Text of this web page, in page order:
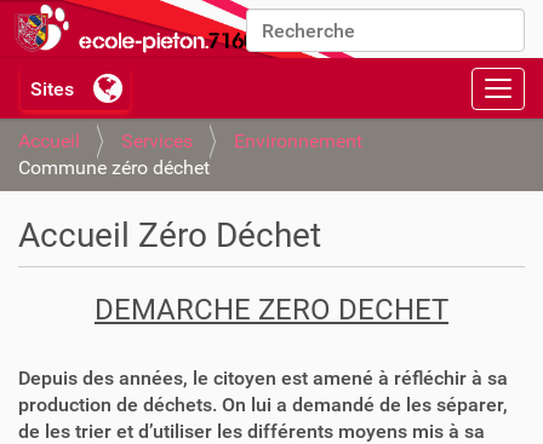
Chercher par
Recherche avancée…
Accueil Services
Environnement
Commune zéro déchet
Accueil Zéro Déchet
DEMARCHE ZERO DECHET
Depuis des années, le citoyen est amené à réfléchir à sa
production de déchets. On lui a demandé de les séparer,
de les trier et d’utiliser les différents moyens mis à sa